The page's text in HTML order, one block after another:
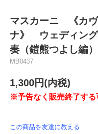
マスカーニ 《カヴ
ナ》 ウェディン
奏（鎧熊つよし編）
MB0437
1,300円(内税)
※予告なく販売終了する
この商品を友達に教える